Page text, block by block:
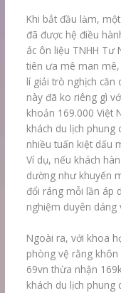
Khi bắt đầu làm,
đã được hệ điều
ác ôn liệu TNHH Tư
tiên ưa mê man
lí giải trò nghịch
này đã ko riêng gì
khoản 169.000 Việt
khách du lịch phung
nhiều tuấn kiệt dấu
Ví dụ, nếu khách
dường như khuyến
đổi ráng mỗi lần áp
nghiệm duyên dáng
Ngoài ra, với khoa
phòng vệ rằng
69vn thừa nhận
khách du lịch phung